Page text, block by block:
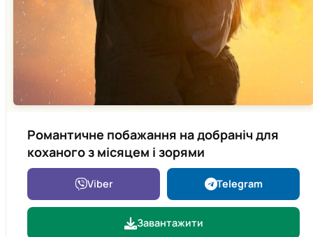
Романтичне побажання на добраніч для
коханого з місяцем і зорями
Viber Telegram
Завантажити